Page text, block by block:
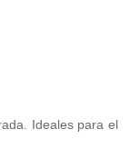
Ideales para el